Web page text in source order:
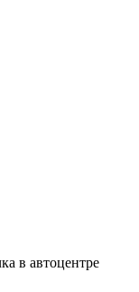
в автоцентре